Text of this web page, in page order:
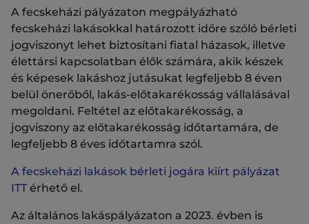
A fecskeházi pályázaton megpályázható
fecskeházi lakásokkal határozott időre szóló bérleti
jogviszonyt lehet biztosítani fiatal házasok, illetve
élettársi kapcsolatban élők számára, akik készek
és képesek lakáshoz jutásukat legfeljebb 8 éven
belül önerőből, lakás-előtakarékosság vállalásával
megoldani. Feltétel az előtakarékosság, a
jogviszony az előtakarékosság időtartamára, de
legfeljebb 8 éves időtartamra szól.
A fecskeházi lakások bérleti jogára kiírt pályázat
ITTérhető el.
Az általános lakáspályázaton a 2023. évben is